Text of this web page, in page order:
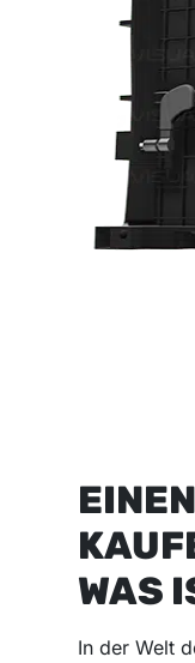
WAS
In der Welt